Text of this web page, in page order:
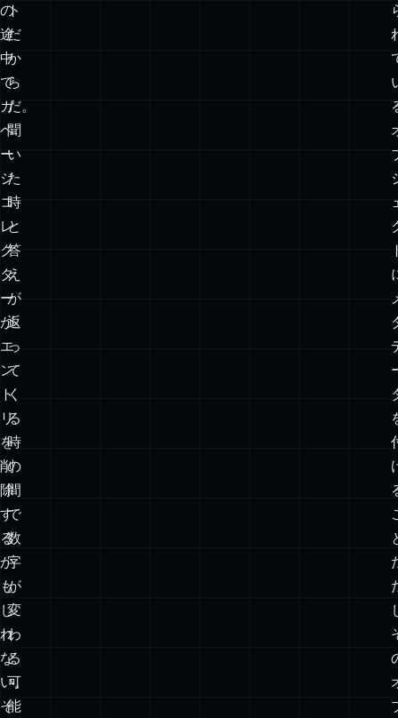
然
だ：
ル
ー
プ
の
途
中
で
ガ
ベ
ー
ジ
コ
レ
ク
タ
ー
が
エ
ン
ト
リ
を
削
除
す
る
か
も
く
タ
ー
ゲ
ッ
ト
だ
か
ら
だ。
聞
い
た
時
と
答
え
が
返
っ
て
く
る
時
の
間
で
数
字
が